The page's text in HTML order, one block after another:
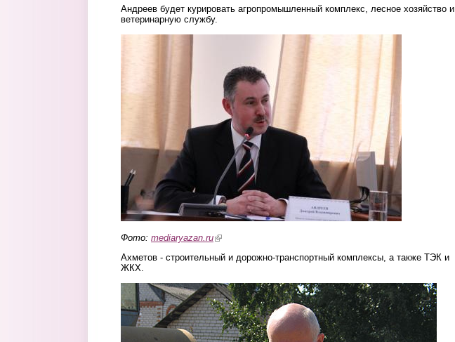
Андреев будет курировать агропромышленный комплекс, лесное хозяйство и
ветеринарную службу.
Фото: mediaryazan.ru(link is external)
Ахметов - строительный и дорожно-транспортный комплексы, а также ТЭК и
ЖКХ.
axmetov.jpg